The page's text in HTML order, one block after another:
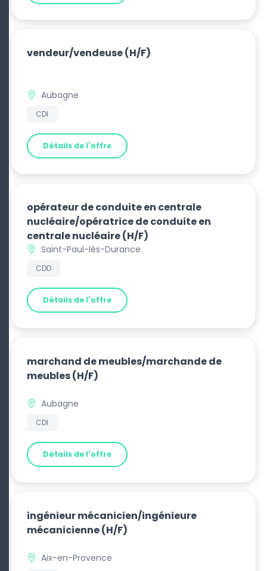
vendeur/vendeuse(H/F)
Aubagne
CDI
Détails de l'offre
opérateur de conduite en centrale
nucléaire/opératrice de conduite en
centrale nucléaire(H/F)
Saint-Paul-lès-Durance
CDD
Détails de l'offre
marchand de meubles/marchande de
meubles(H/F)
Aubagne
CDI
Détails de l'offre
ingénieur mécanicien/ingénieure
mécanicienne(H/F)
Aix-en-Provence